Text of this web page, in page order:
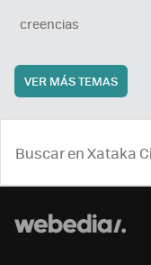
creencias
VER MÁS TEMAS